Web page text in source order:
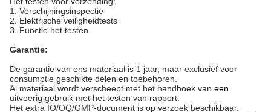
1. Verschijningsinspectie
2. Elektrische veiligheidtests
3. Functie het testen
Garantie:
De garantie van ons materiaal is 1 jaar, maar exclusief voor
consumptie geschikte delen en toebehoren.
Al materiaal wordt verscheept met het handboek van een
uitvoerig gebruik met het testen van rapport.
Het extra IO/OQ/GMP-document is op verzoek beschikbaar.